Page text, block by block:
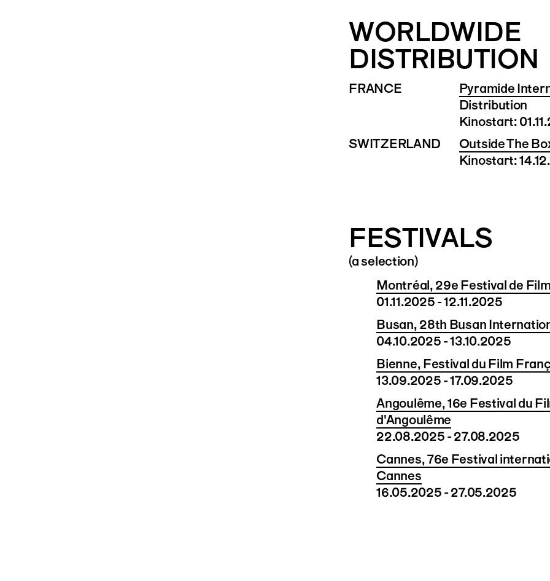
WORLDWIDE
DISTRIBUTION
FRANCE
Pyramide
Distribution
Kinostart:
SWITZERLAND
Outside The
Kinostart:
FESTIVALS
(a selection)
Montréal, 29e Festival de
01.11.2025 - 12.11.2025
Busan, 28th Busan
04.10.2025 - 13.10.2025
Bienne, Festival du Film
13.09.2025 - 17.09.2025
Angoulême, 16e Festival du
d'Angoulême
22.08.2025 - 27.08.2025
Cannes, 76e Festival
Cannes
16.05.2025 - 27.05.2025